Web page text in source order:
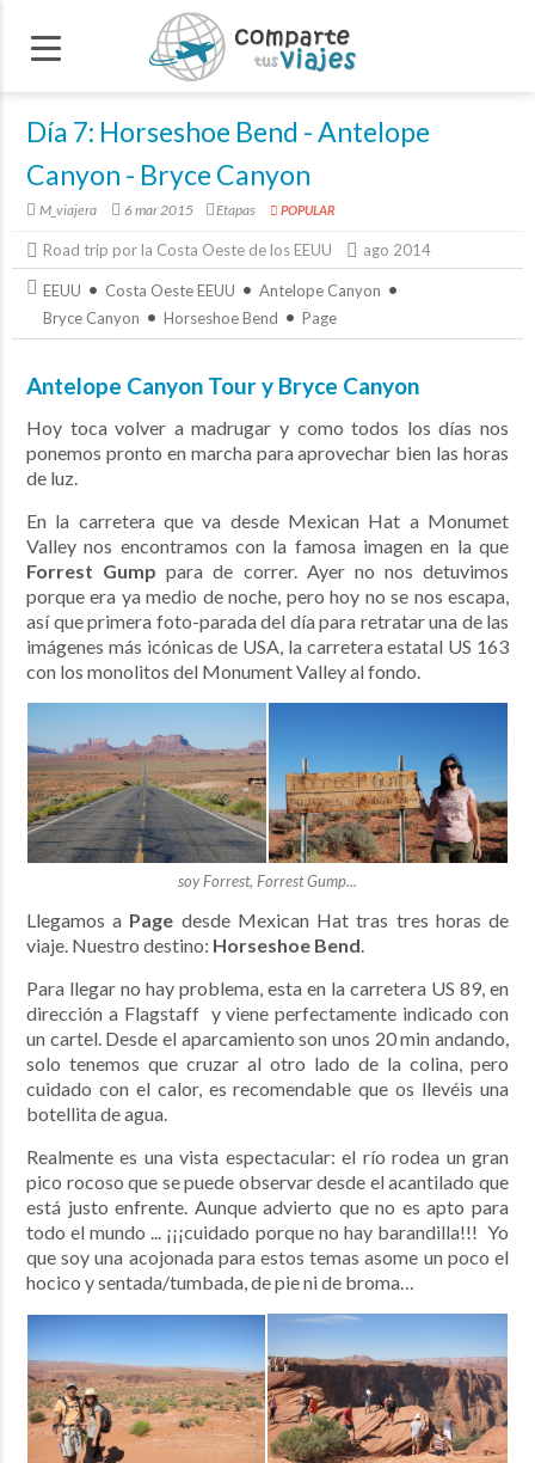
Día 7: Horseshoe Bend - Antelope
Canyon - Bryce Canyon
M_viajera 6 mar 2015 Etapas POPULAR
Road trip por la Costa Oeste de los EEUU ago 2014
EEUU Costa Oeste EEUU
Antelope Canyon
Bryce Canyon
Horseshoe Bend Page
Antelope Canyon Tour y Bryce Canyon
Hoy toca volver a madrugar y como todos los días nos
ponemos pronto en marcha para aprovechar bien las horas
de luz.
En la carretera que va desde Mexican Hat a Monumet
Valley nos encontramos con la famosa imagen en la que
Forrest Gump para de correr. Ayer no nos detuvimos
porque era ya medio de noche, pero hoy no se nos escapa,
así que primera foto-parada del día para retratar una de las
imágenes más icónicas de USA, la carretera estatal US 163
con los monolitos del Monument Valley al fondo.
soy Forrest, Forrest Gump...
Llegamos a Page desde Mexican Hat tras tres horas de
viaje. Nuestro destino: Horseshoe Bend.
Para llegar no hay problema, esta en la carretera US 89, en
dirección a Flagstaff y viene perfectamente indicado con
un cartel. Desde el aparcamiento son unos 20 min andando,
solo tenemos que cruzar al otro lado de la colina, pero
cuidado con el calor, es recomendable que os llevéis una
botellita de agua.
Realmente es una vista espectacular: el río rodea un gran
pico rocoso que se puede observar desde el acantilado que
está justo enfrente. Aunque advierto que no es apto para
todo el mundo ... ¡¡¡cuidado porque no hay barandilla!!! Yo
que soy una acojonada para estos temas asome un poco el
hocico y sentada/tumbada, de pie ni de broma…